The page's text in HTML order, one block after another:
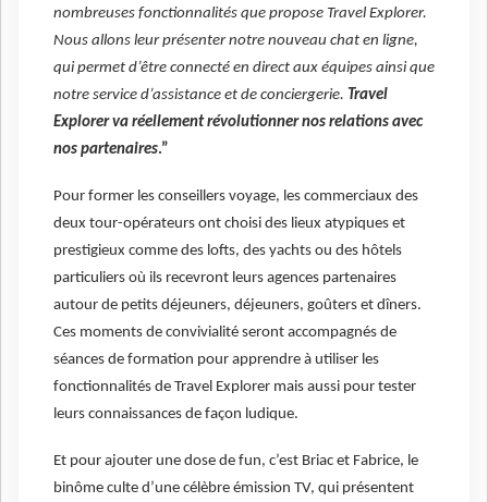
nombreuses fonctionnalités que propose Travel Explorer.
Nous allons leur présenter notre nouveau chat en ligne,
qui permet d’être connecté en direct aux équipes ainsi que
notre service d’assistance et de conciergerie. Travel
Explorer va réellement révolutionner nos relations avec
nos partenaires.”
Pour former les conseillers voyage, les commerciaux des
deux tour-opérateurs ont choisi des lieux atypiques et
prestigieux comme des lofts, des yachts ou des hôtels
particuliers où ils recevront leurs agences partenaires
autour de petits déjeuners, déjeuners, goûters et dîners.
Ces moments de convivialité seront accompagnés de
séances de formation pour apprendre à utiliser les
fonctionnalités de Travel Explorer mais aussi pour tester
leurs connaissances de façon ludique.
Et pour ajouter une dose de fun, c’est Briac et Fabrice, le
binôme culte d’une célèbre émission TV, qui présentent